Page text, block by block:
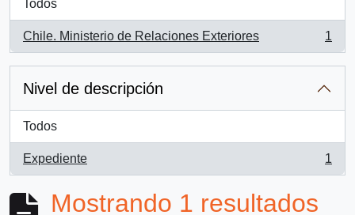
Todos
Chile. Ministerio de Relaciones Exteriores
, 1 resultados
1
Nivel de descripción
Todos
Expediente
, 1 resultados
1
Mostrando 1 resultados